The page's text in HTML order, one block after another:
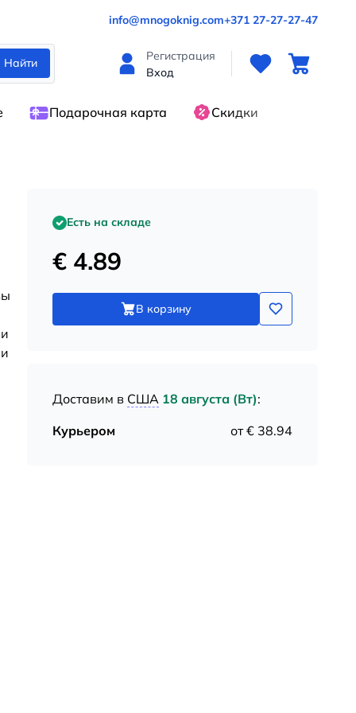
info@mnogoknig.com+371 27-27-27-47
Найти
Регистрация
Вход
Подарочная карта Скидки
Есть на складе
€ 4.89
В корзину
Доставим в США 18 августа (Вт):
Курьером
от € 38.94